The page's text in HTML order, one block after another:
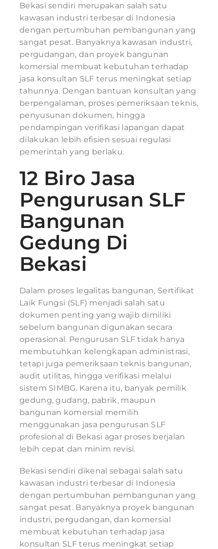
Bekasi sendiri merupakan salah satu
kawasan industri terbesar di Indonesia
dengan pertumbuhan pembangunan yang
sangat pesat. Banyaknya kawasan industri,
pergudangan, dan proyek bangunan
komersial membuat kebutuhan terhadap
jasa konsultan SLF terus meningkat setiap
tahunnya. Dengan bantuan konsultan yang
berpengalaman, proses pemeriksaan teknis,
penyusunan dokumen, hingga
pendampingan verifikasi lapangan dapat
dilakukan lebih efisien sesuai regulasi
pemerintah yang berlaku.
12 Biro Jasa
Pengurusan SLF
Bangunan
Gedung Di
Bekasi
Dalam proses legalitas bangunan, Sertifikat
Laik Fungsi (SLF) menjadi salah satu
dokumen penting yang wajib dimiliki
sebelum bangunan digunakan secara
operasional. Pengurusan SLF tidak hanya
membutuhkan kelengkapan administrasi,
tetapi juga pemeriksaan teknis bangunan,
audit utilitas, hingga verifikasi melalui
sistem SIMBG. Karena itu, banyak pemilik
gedung, gudang, pabrik, maupun
bangunan komersial memilih
menggunakan jasa pengurusan SLF
profesional di Bekasi agar proses berjalan
lebih cepat dan minim revisi.
Bekasi sendiri dikenal sebagai salah satu
kawasan industri terbesar di Indonesia
dengan pertumbuhan pembangunan yang
sangat pesat. Banyaknya proyek bangunan
industri, pergudangan, dan komersial
membuat kebutuhan terhadap jasa
konsultan SLF terus meningkat setiap